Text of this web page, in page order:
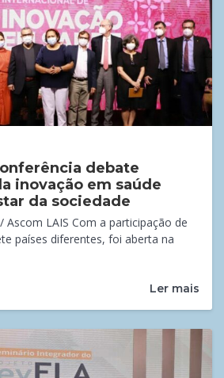
debate
inovação em saúde
da sociedade
Ascom LAIS Com a participação de
países diferentes, foi aberta na
Ler mais